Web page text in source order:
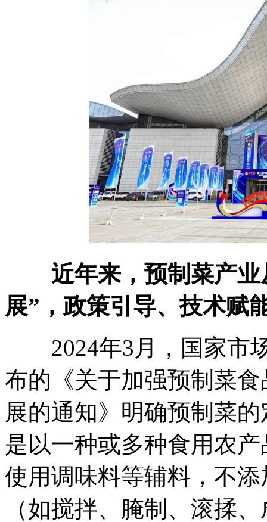
近年来，预制菜产业
展”，政策引导、技术赋
2024年3月，国家市
布的《关于加强预制菜
展的通知》明确预制菜
是以一种或多种食用农
使用调味料等辅料，不
（如搅拌、腌制、滚揉